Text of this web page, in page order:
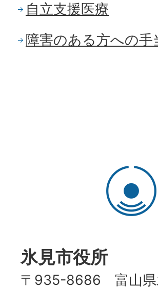
自立支援医療
障害のある方への手
氷
見
市
氷見市役所
〒935-8686 富山県